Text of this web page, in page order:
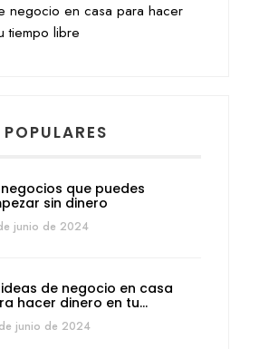
negocio en casa para hacer
tiempo libre
que puedes
sin dinero
junio de 2024
de negocio en casa
hacer dinero en tu…
junio de 2024